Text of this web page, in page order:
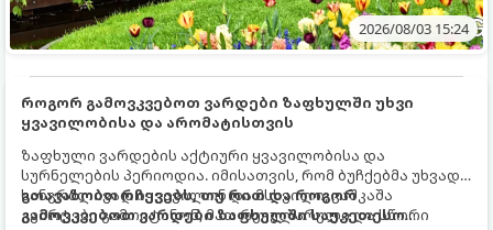
2026/08/03 15:24
როგორ გამოვკვებოთ ვარდები ზაფხულში უხვი
ყვავილობისა და არომატისთვის
ზაფხული ვარდების აქტიური ყვავილობისა და
სურნელების პერიოდია. იმისათვის, რომ ბუჩქებმა უხვად,
ხანგრძლივად იყვავილონ და მსხვილი, კაშკაშა
კვირტები გამოიტანონ, მათ რეგულარული და სწორი
გთავაზობთ რჩევებს, თუ რით და როგორ
გამოვკვებოთ ვარდები ზაფხულში საუკეთესო